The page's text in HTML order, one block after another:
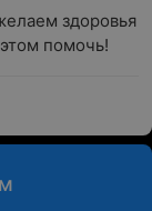
наук. Врачи
участвуют
в центре
здоровья
помочь!